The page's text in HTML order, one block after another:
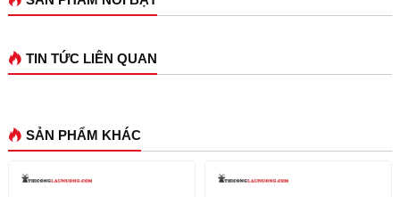
TIN TỨC LIÊN QUAN
SẢN PHẨM KHÁC